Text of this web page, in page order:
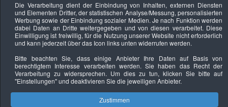
09. September
Keine Events an diesem Datum
Freitag
10. September
Keine Events an diesem Datum
Samstag
Sonntag
12. September
Keine Events an diesem Datum
Die Verarbeitung dient der Einbindung von Inhalten, externen Diensten
und Elementen Dritter, der statistischen Analyse/Messung, personalisierten
Werbung sowie der Einbindung sozialer Medien. Je nach Funktion werden
dabei Daten an Dritte weitergegeben und von diesen verarbeitet. Diese
Einwilligung ist freiwillig, für die Nutzung unserer Website nicht erforderlich
und kann jederzeit über das Icon links unten widerrufen werden.
Bitte beachten Sie, dass einige Anbieter Ihre Daten auf Basis von
berechtigtem Interesse verarbeiten werden. Sie haben das Recht der
Verarbeitung zu widersprechen. Um dies zu tun, klicken Sie bitte auf
"Einstellungen"und deaktivieren Sie die jeweiligen Anbieter.
Zustimmen